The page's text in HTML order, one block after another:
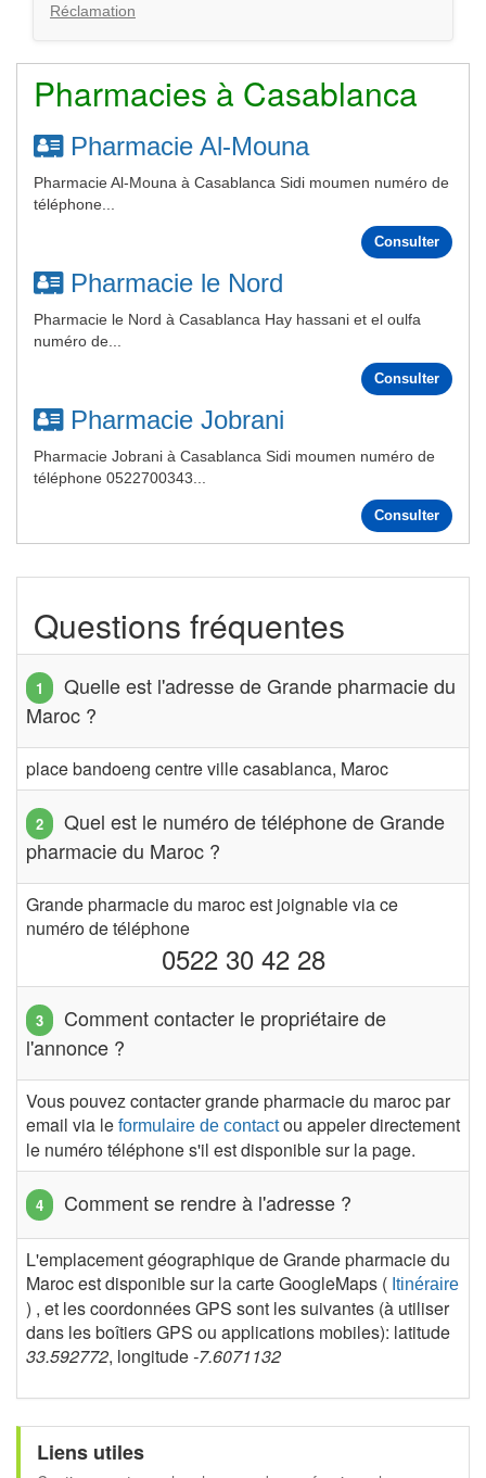
Réclamation
Pharmacies à Casablanca
Pharmacie Al-Mouna
Pharmacie Al-Mouna à Casablanca Sidi moumen numéro de
téléphone...
Consulter
Pharmacie le Nord
Pharmacie le Nord à Casablanca Hay hassani et el oulfa
numéro de...
Consulter
Pharmacie Jobrani
Pharmacie Jobrani à Casablanca Sidi moumen numéro de
téléphone 0522700343...
Consulter
Questions fréquentes
Quelle est l'adresse de Grande pharmacie du
Maroc ?
place bandoeng centre ville casablanca, Maroc
Quel est le numéro de téléphone de Grande
pharmacie du Maroc ?
Grande pharmacie du maroc est joignable via ce
numéro de téléphone
0522 30 42 28
Comment contacter le propriétaire de
l'annonce ?
Vous pouvez contacter grande pharmacie du maroc par
email via le formulaire de contactou appeler directement
le numéro téléphone s'il est disponible sur la page.
Comment se rendre à l'adresse ?
L'emplacement géographique de Grande pharmacie du
Maroc est disponible sur la carte GoogleMaps ( Itinéraire
) , et les coordonnées GPS sont les suivantes (à utiliser
dans les boîtiers GPS ou applications mobiles): latitude
33.592772, longitude-7.6071132
Liens utiles